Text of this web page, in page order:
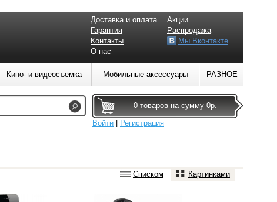
Списком Картинками
Доставка и оплата
Гарантия
Контакты
О нас
Акции
Распродажа
Мы Вконтакте
Кино- и видеосъемка Мобильные аксессуары РАЗНОЕ
0 товаров на сумму 0р.
Войти
Регистрация